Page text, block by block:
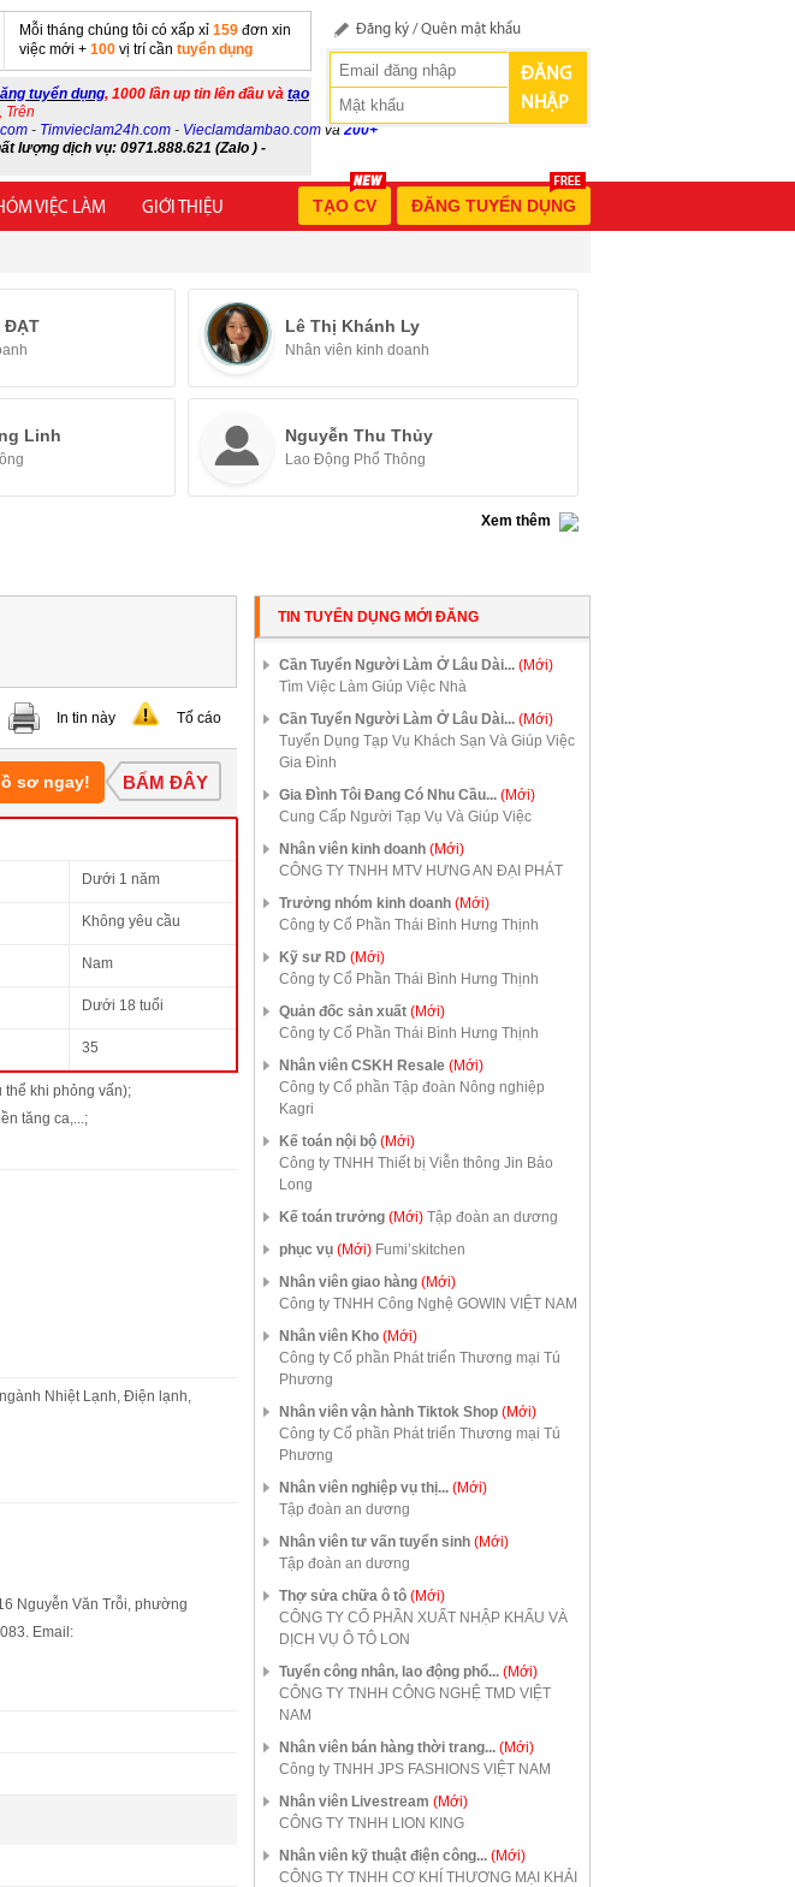
Mỗi tháng chúng tôi có xấp xỉ 159 đơn xin
việc mới + 100 vị trí cần tuyển dụng
tuyển dụng, 1000 lần up tin lên đầu và tạo
Trên
- Timvieclam24h.com - Vieclamdambao.com và 200+
lượng dịch vụ: 0971.888.621 (Zalo ) -
Đăng ký /Quên mật khẩu
ĐĂNG
NHẬP
VIỆC LÀM GIỚI THIỆU ĐĂNG TUYỂN DỤNG
TẠO CV
ĐẠT Lê Thị Khánh Ly
Nhân viên kinh doanh
Linh Nguyễn Thu Thủy
Lao Động Phổ Thông
Xem thêm
In tin này Tố cáo
sơ ngay! BẤM ĐÂY
Dưới 1 năm
Không yêu cầu
Nam
Dưới 18 tuổi
35
thể khi phỏng vấn);
tăng ca,...;
Nhiệt Lạnh, Điện lạnh,
Nguyễn Văn Trỗi, phường
Email:
TIN TUYỂN DỤNG MỚI ĐĂNG
Cần Tuyển Người Làm Ở Lâu Dài... (Mới)
Tìm Việc Làm Giúp Việc Nhà
Cần Tuyển Người Làm Ở Lâu Dài... (Mới)
Tuyển Dụng Tạp Vụ Khách Sạn Và Giúp Việc
Gia Đình
Gia Đình Tôi Đang Có Nhu Cầu... (Mới)
Cung Cấp Người Tạp Vụ Và Giúp Việc
Nhân viên kinh doanh (Mới)
CÔNG TY TNHH MTV HƯNG AN ĐẠI PHÁT
Trưởng nhóm kinh doanh (Mới)
Công ty Cổ Phần Thái Bình Hưng Thịnh
Kỹ sư RD (Mới)
Công ty Cổ Phần Thái Bình Hưng Thịnh
Quản đốc sản xuất (Mới)
Công ty Cổ Phần Thái Bình Hưng Thịnh
Nhân viên CSKH Resale (Mới)
Công ty Cổ phần Tập đoàn Nông nghiệp
Kagri
Kế toán nội bộ (Mới)
Công ty TNHH Thiết bị Viễn thông Jin Bảo
Long
Kế toán trưởng (Mới) Tập đoàn an dương
phục vụ (Mới) Fumi’skitchen
Nhân viên giao hàng (Mới)
Công ty TNHH Công Nghệ GOWIN VIỆT NAM
Nhân viên Kho (Mới)
Công ty Cổ phần Phát triển Thương mại Tú
Phương
Nhân viên vận hành Tiktok Shop (Mới)
Công ty Cổ phần Phát triển Thương mại Tú
Phương
Nhân viên nghiệp vụ thị... (Mới)
Tập đoàn an dương
Nhân viên tư vấn tuyển sinh (Mới)
Tập đoàn an dương
Thợ sửa chữa ô tô (Mới)
CÔNG TY CỔ PHẦN XUẤT NHẬP KHẨU VÀ
DỊCH VỤ Ô TÔ LON
Tuyển công nhân, lao động phổ... (Mới)
CÔNG TY TNHH CÔNG NGHỆ TMD VIỆT
NAM
Nhân viên bán hàng thời trang... (Mới)
Công ty TNHH JPS FASHIONS VIỆT NAM
Nhân viên Livestream (Mới)
CÔNG TY TNHH LION KING
Nhân viên kỹ thuật điện công... (Mới)
CÔNG TY TNHH CƠ KHÍ THƯƠNG MẠI KHẢI